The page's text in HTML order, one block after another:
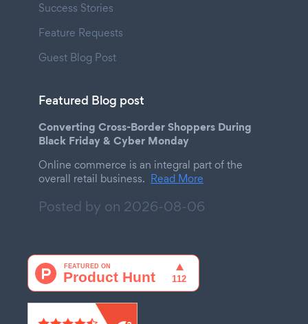
Success Stories
Feature Requests
Guest Blog Post
Featured Blog post
Converting Cross-Border Shoppers During
Black Friday & Cyber Monday
Online commerce is an integral part of the
overall retail business. Read More
Posted by on 2026-08-06